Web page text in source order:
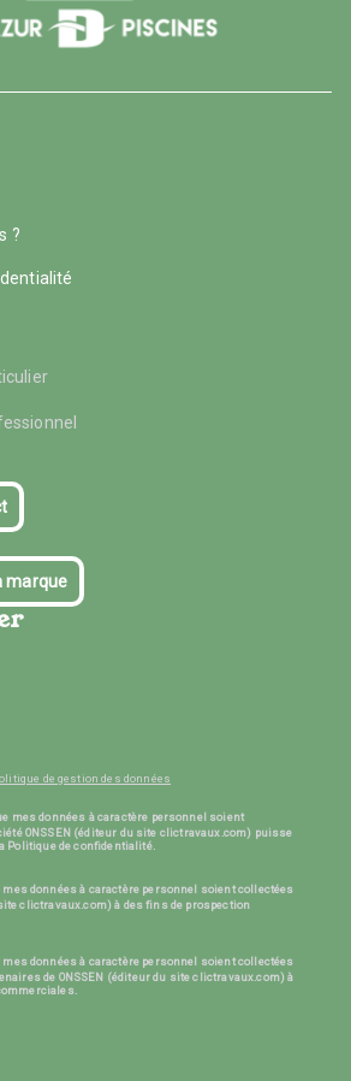
?
marque
de gestion des données
mes données à caractère personnel soient
ONSSEN (éditeur du site clictravaux.com) puisse
Politique de confidentialité.
mes données à caractère personnel soient collectées
clictravaux.com) à des fins de prospection
mes données à caractère personnel soient collectées
de ONSSEN (éditeur du site clictravaux.com) à